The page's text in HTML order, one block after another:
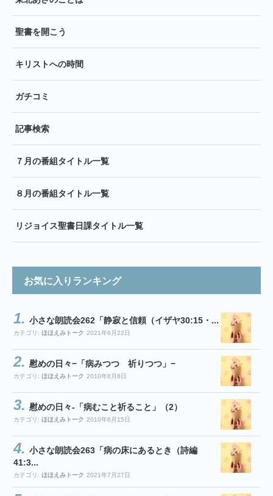
聖書を開こう
キリストへの時間
ガチコミ
記事検索
７月の番組タイトル一覧
８月の番組タイトル一覧
リジョイス聖書日課タイトル一覧
お気に入りランキング
小さな朗読会262「静寂と信頼（イザヤ30:15・...
カテゴリ: ほほえみトーク 2021年6月22日
慰めの日々−「病みつつ 祈りつつ」−
カテゴリ: ほほえみトーク 2010年6月8日
慰めの日々-「病むこと祈ること」（2）
カテゴリ: ほほえみトーク 2010年6月15日
小さな朗読会263「病の床にあるとき（詩編
41:3...
カテゴリ: ほほえみトーク 2021年7月27日